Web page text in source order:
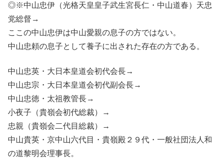
◎※中山忠伊（光格天皇皇子武生宮長仁・中山道春）天忠
党総督→
ここの中山忠伊は中山愛親の息子の方ではない。
中山忠頼の息子として養子に出された存在の方である。
中山忠英・大日本皇道会初代会長→
中山忠宗・大日本皇道会初代副会長→
中山忠徳・太祖教管長→
小夜子（貴嶺会初代総裁）→
忠親（貴嶺会二代目総裁）→
中山貴英・京中山六代目・貴嶺殿２９代・一般社団法人和
の道黎明会理事長。